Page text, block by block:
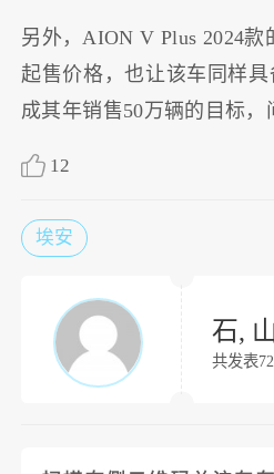
另外，AION V Plus 2024款
起售价格，也让该车同样
成其年销售50万辆的目标，
12
埃安
石,
共发表